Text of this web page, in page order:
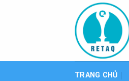
TRANG CHỦ